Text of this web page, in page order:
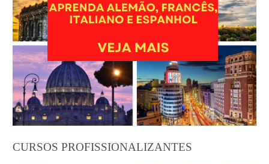
CURSOS PROFISSIONALIZANTES